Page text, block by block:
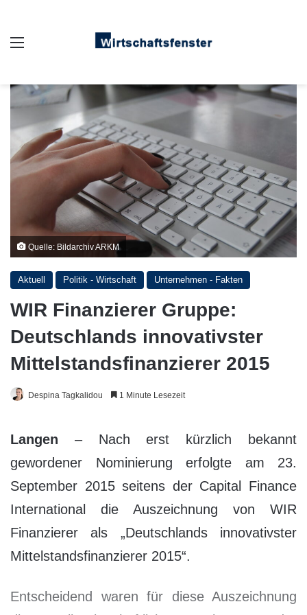
Quelle: Bildarchiv ARKM
Aktuell Politik - Wirtschaft Unternehmen - Fakten
WIR Finanzierer Gruppe:
Deutschlands innovativster
Mittelstandsfinanzierer 2015
Despina Tagkalidou 1 Minute Lesezeit
Langen – Nach erst kürzlich bekannt
gewordener Nominierung erfolgte am 23.
September 2015 seitens der Capital Finance
International die Auszeichnung von WIR
Finanzierer als „Deutschlands innovativster
Mittelstandsfinanzierer 2015“.
Entscheidend waren für diese Auszeichnung